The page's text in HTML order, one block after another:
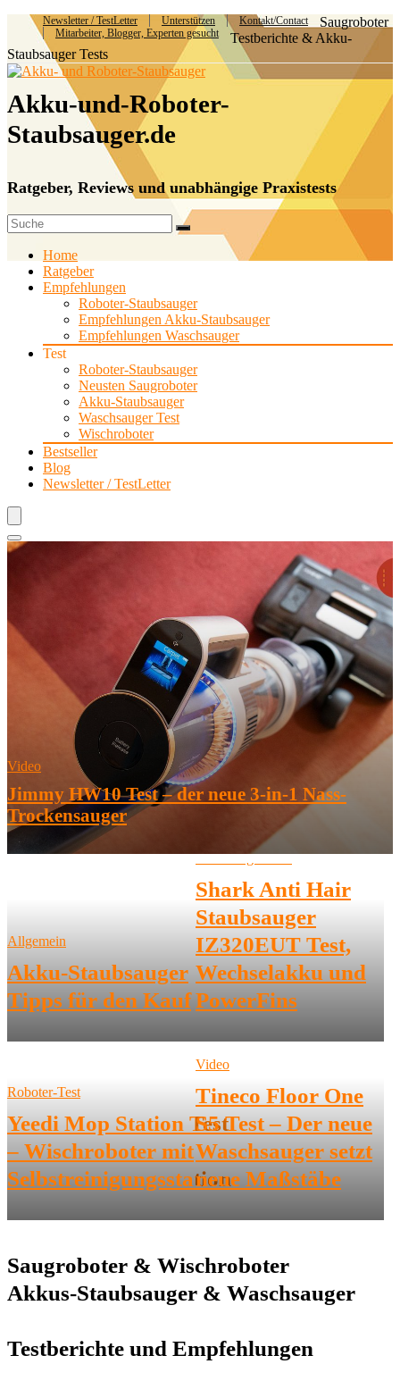
Newsletter / TestLetter Unterstützen
Kontakt/Contact
Mitarbeiter, Blogger, Experten gesucht
Saugroboter
Testberichte & Akku-
Staubsauger Tests
Akku-und-Roboter-
Staubsauger.de
Ratgeber, Reviews und unabhängige Praxistests
Home
Ratgeber
Empfehlungen
Roboter-Staubsauger
Empfehlungen Akku-Staubsauger
Empfehlungen Waschsauger
Test
Roboter-Staubsauger
Neusten Saugroboter
Akku-Staubsauger
Waschsauger Test
Wischroboter
Bestseller
Blog
Newsletter / TestLetter
Video
Jimmy HW10 Test – der neue 3-in-1 Nass-
Trockensauger
Allgemein
Akku-Staubsauger
Tipps für den Kauf
Staubsauger-Test
Shark Anti Hair
Staubsauger
IZ320EUT Test,
Wechselakku und
PowerFins
Roboter-Test
Yeedi Mop Station Test
– Wischroboter mit
Selbstreinigungsstation
Video
Tineco Floor One
S5 Test – Der neue
Waschsauger setzt
neue Maßstäbe
Saugroboter & Wischroboter
Akkus-Staubsauger & Waschsauger
Testberichte und Empfehlungen